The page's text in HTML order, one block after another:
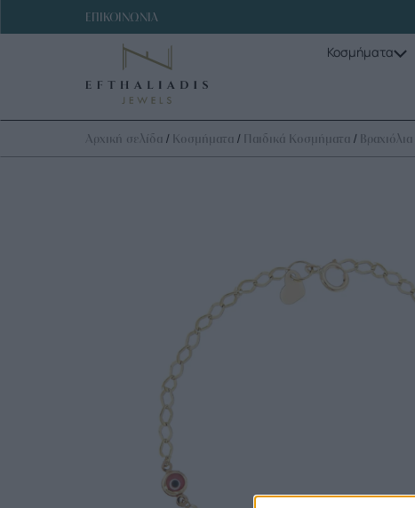
ΕΠΙΚΟΙΝΩΝΙΑ
Κοσμήματα
Αρχική σελίδα / Κοσμήματα / Παιδικά Κοσμήματα / Βραχιόλια